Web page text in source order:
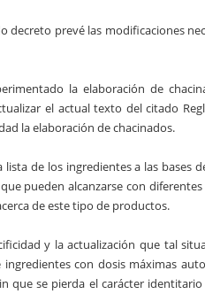
decreto prevé las modificaciones
la elaboración de
el actual texto del citado
la elaboración de chacinados.
de los ingredientes a las
pueden alcanzarse con
de este tipo de productos.
y la actualización que tal
con dosis máximas
que se pierda el carácter